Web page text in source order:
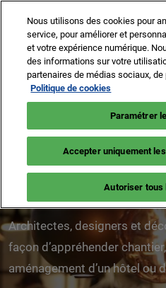
contenu
2-5 Nov 2026
Paris, Porte de Versailles
Design -
7.1 & 7.2
Architectes, designers et
façon d’appréhender
aménagement d’un hôtel ou
Nous utilisons des cookies pour
service, pour améliorer et
et votre expérience numérique.
des informations sur votre
partenaires de médias sociaux,
Politique de cookies
Paramétrer
Accepter uniquement
Autoriser tous